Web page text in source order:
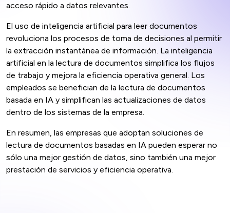
acceso rápido a datos relevantes.
El uso de inteligencia artificial para leer documentos
revoluciona los procesos de toma de decisiones al permitir
la extracción instantánea de información. La inteligencia
artificial en la lectura de documentos simplifica los flujos
de trabajo y mejora la eficiencia operativa general. Los
empleados se benefician de la lectura de documentos
basada en IA y simplifican las actualizaciones de datos
dentro de los sistemas de la empresa.
En resumen, las empresas que adoptan soluciones de
lectura de documentos basadas en IA pueden esperar no
sólo una mejor gestión de datos, sino también una mejor
prestación de servicios y eficiencia operativa.